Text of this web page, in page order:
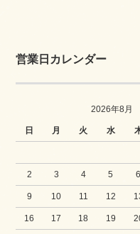
営業日カレンダー
2026年8月
日 月 火 水
2 3 4 5 6
9 10 11 12
16 17 18 19